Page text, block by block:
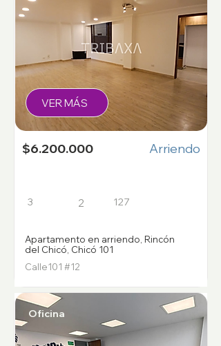
VER MÁS
$6.200.000 Arriendo
3 2 127
Apartamento en arriendo, Rincón
del Chicó, Chicó 101
Calle101 #12
Oficina